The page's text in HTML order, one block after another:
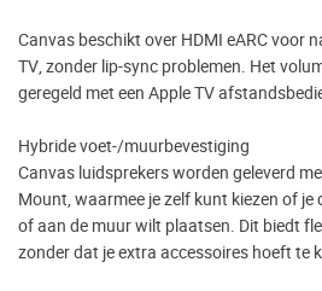
Canvas beschikt over HDMI eARC voor
TV, zonder lip-sync problemen. Het
geregeld met een Apple TV
Hybride voet-/muurbevestiging
Canvas luidsprekers worden geleverd
Mount, waarmee je zelf kunt kiezen of je
of aan de muur wilt plaatsen. Dit biedt
zonder dat je extra accessoires hoeft te